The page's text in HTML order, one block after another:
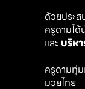
ด้วยประ
ครูดามได้
และ บริห
ครูดามทุ่
มวยไทย